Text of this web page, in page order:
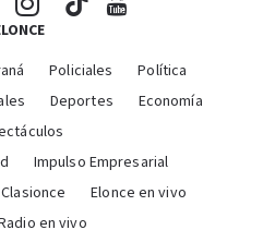
Policiales
Política
Deportes
Economía
Impulso Empresarial
Clasionce
Elonce en vivo
en vivo